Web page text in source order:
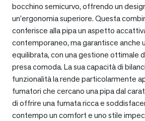
bocchino semicurvo, offrendo un
un’ergonomia superiore. Questa
conferisce alla pipa un aspetto
contemporaneo, ma garantisce anche
equilibrata, con una gestione ottimale
presa comoda. La sua capacità di
funzionalità la rende particolarmente
fumatori che cercano una pipa dal
di offrire una fumata ricca e
contempo un comfort e uno stile